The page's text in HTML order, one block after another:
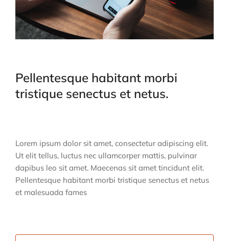
Pellentesque habitant morbi
tristique senectus et netus.
Lorem ipsum dolor sit amet, consectetur adipiscing elit.
Ut elit tellus, luctus nec ullamcorper mattis, pulvinar
dapibus leo sit amet. Maecenas sit amet tincidunt elit.
Pellentesque habitant morbi tristique senectus et netus
et malesuada fames